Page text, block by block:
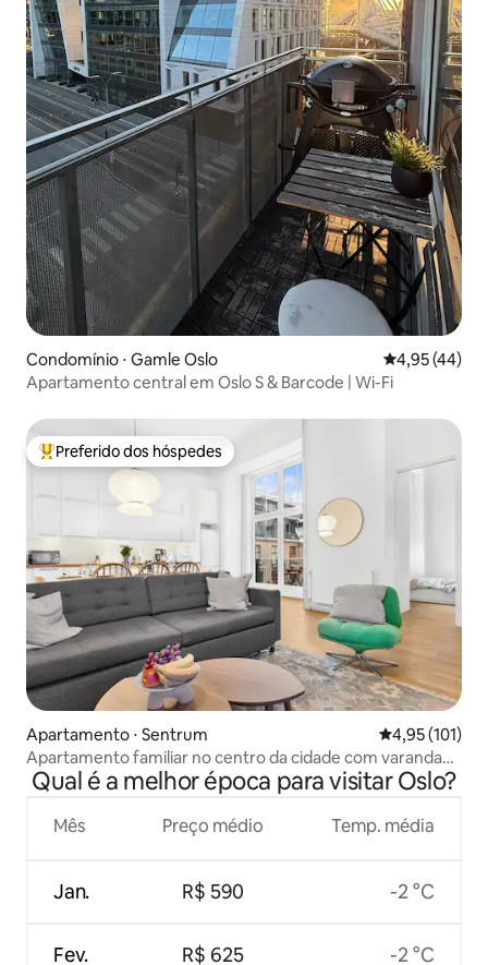
Condomínio ⋅ Gamle Oslo 4,95 de uma
4,95 (44)
Apartamento central em Oslo S & Barcode | Wi-Fi
Entre os melhores preferidos dos hóspedes
Preferido dos hóspedes
Apartamento ⋅ Sentrum 4,95 de uma
4,95 (101)
Apartamento familiar no centro da cidade com varanda
privativa
Qual é a melhor época para visitar Oslo?
Mês
Jan.
Fev.
Preço médio
R$ 590
R$ 625
Temp. média
-2 °C
-2 °C